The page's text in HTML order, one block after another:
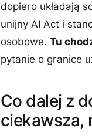
dopiero układają
unijny AI Act i
osobowe. Tu
pytanie o granice
Co dalej z
ciekawsza,